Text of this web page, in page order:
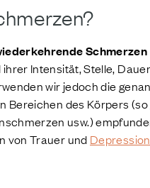
Intensität, Stelle,
wir jedoch die
Bereichen des Körpers
usw.)
von Trauer und